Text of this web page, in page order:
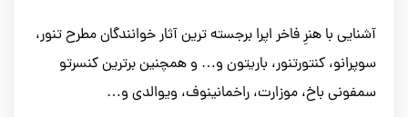
آشنایی با هنرِ فاخر اپرا برجسته ترین آثار خوانندگان مطرح تنور،
سوپرانو، کنتورتنور، باریتون و… و همچنین برترین کنسرتو
سمفونی باخ، موزارت، راخمانینوف، ویوالدی و…